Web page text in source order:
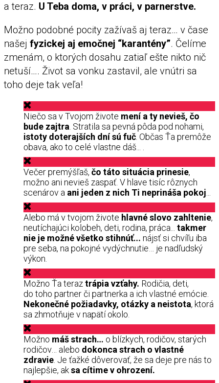
a teraz. U Teba doma, v práci, v parnerstve.
Možno podobné pocity zažívaš aj teraz… v čase
našej fyzickej aj emočnej “karantény”. Čelíme
zmenám, o ktorých dosahu zatiaľ ešte nikto nič
netuší…. Život sa vonku zastavil, ale vnútri sa
toho deje tak veľa!
Niečo sa v Tvojom živote mení a ty nevieš, čo
bude zajtra. Stratila sa pevná pôda pod nohami,
istoty doterajších dní sú fuč. Občas Ťa premôže
obava, ako to celé vlastne dáš... .
Večer premýšľaš, čo táto situácia prinesie,
možno ani nevieš zaspať. V hlave tisíc rôznych
scenárov a ani jeden z nich Ti neprináša pokoj...
Alebo má v tvojom živote hlavné slovo zahltenie,
neutíchajúci kolobeh, deti, rodina, práca... takmer
nie je možné všetko stihnúť... nájsť si chvíľu iba
pre seba, na pokojné vydýchnutie… je nadľudský
výkon.
Možno Ťa teraztrápia vzťahy. Rodičia, deti,
do toho partner či partnerka a ich vlastné emócie.
Nekonečné požiadavky, otázky a neistota, ktorá
sa zhmotňuje v napätí okolo.
Možno máš strach… o blízkych, rodičov, starých
rodičov… alebo dokonca strach o vlastné
zdravie. Je ťažké dôverovať, že sa deje pre nás to
najlepšie, aksa cítime v ohrození.